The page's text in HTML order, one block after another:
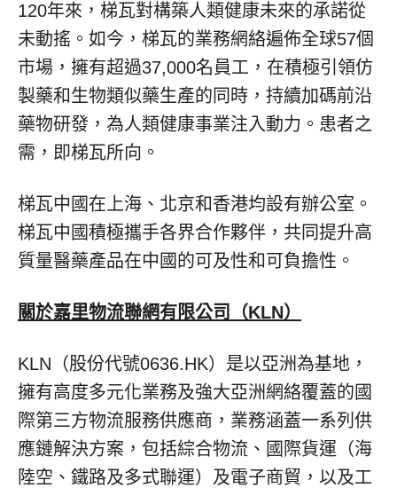
120年來，梯瓦對構築人類健康未來的承諾從
未動搖。如今，梯瓦的業務網絡遍佈全球57個
市場，擁有超過37,000名員工，在積極引領仿
製藥和生物類似藥生產的同時，持續加碼前沿
藥物研發，為人類健康事業注入動力。患者之
需，即梯瓦所向。
梯瓦中國在上海、北京和香港均設有辦公室。
梯瓦中國積極攜手各界合作夥伴，共同提升高
質量醫藥產品在中國的可及性和可負擔性。
關於嘉里物流聯網有限公司（KLN）
KLN（股份代號0636.HK）是以亞洲為基地，
擁有高度多元化業務及強大亞洲網絡覆蓋的國
際第三方物流服務供應商，業務涵蓋一系列供
應鏈解決方案，包括綜合物流、國際貨運（海
陸空、鐵路及多式聯運）及電子商貿，以及工